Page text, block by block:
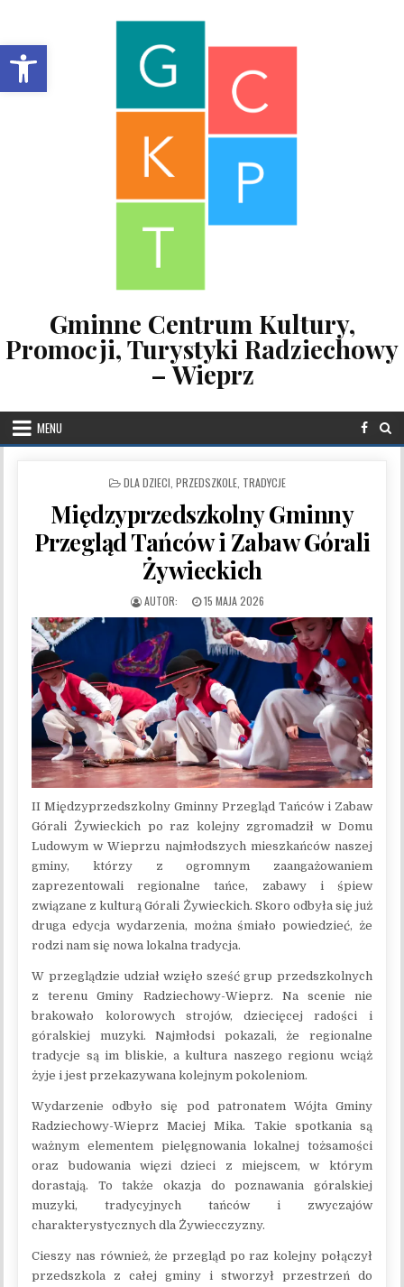
Open toolbar
Gminne Centrum Kultury,
Promocji, Turystyki Radziechowy
– Wieprz
MENU
POSTED IN
DLA DZIECI PRZEDSZKOLE TRADYCJE
Międzyprzedszkolny Gminny
Przegląd Tańców i Zabaw Górali
Żywieckich
PUBLISHED DATE:
15 MAJA 2026
II Międzyprzedszkolny Gminny Przegląd Tańców i Zabaw
Górali Żywieckich po raz kolejny zgromadził w Domu
Ludowym w Wieprzu najmłodszych mieszkańców naszej
gminy, którzy z ogromnym zaangażowaniem
zaprezentowali regionalne tańce, zabawy i śpiew
związane z kulturą Górali Żywieckich. Skoro odbyła się już
druga edycja wydarzenia, można śmiało powiedzieć, że
rodzi nam się nowa lokalna tradycja.
W przeglądzie udział wzięło sześć grup przedszkolnych
z terenu Gminy Radziechowy-Wieprz. Na scenie nie
brakowało kolorowych strojów, dziecięcej radości i
góralskiej muzyki. Najmłodsi pokazali, że regionalne
tradycje są im bliskie, a kultura naszego regionu wciąż
żyje i jest przekazywana kolejnym pokoleniom.
Wydarzenie odbyło się pod patronatem Wójta Gminy
Radziechowy-Wieprz Maciej Mika. Takie spotkania są
ważnym elementem pielęgnowania lokalnej tożsamości
oraz budowania więzi dzieci z miejscem, w którym
dorastają. To także okazja do poznawania góralskiej
muzyki, tradycyjnych tańców i zwyczajów
charakterystycznych dla Żywiecczyzny.
Cieszy nas również, że przegląd po raz kolejny połączył
przedszkola z całej gminy i stworzył przestrzeń do